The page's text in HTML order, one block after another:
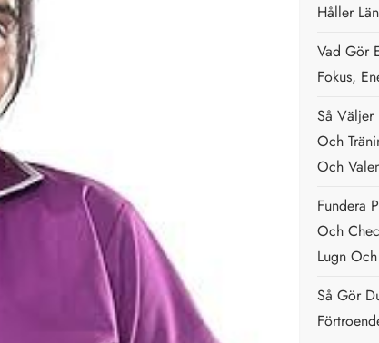
Håller
Vad Gör
Fokus,
Så Väljer
Och
Och
Fundera
Och
Lugn
Så Gör